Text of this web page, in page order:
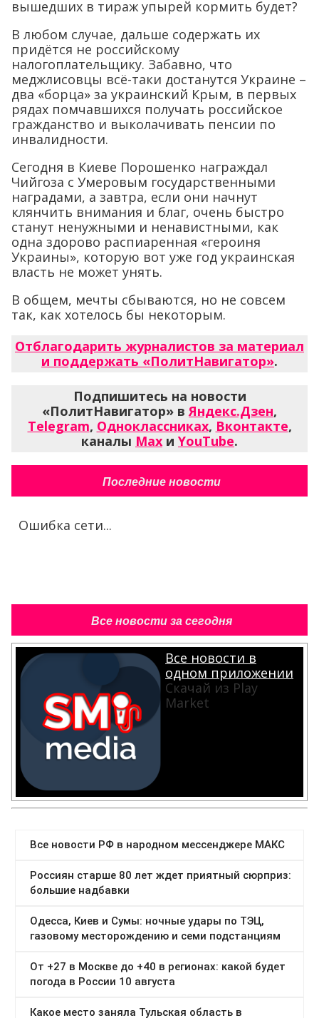
вышедших в тираж упырей кормить будет?
В любом случае, дальше содержать их
придётся не российскому
налогоплательщику. Забавно, что
меджлисовцы всё-таки достанутся Украине –
два «борца» за украинский Крым, в первых
рядах помчавшихся получать российское
гражданство и выколачивать пенсии по
инвалидности.
Сегодня в Киеве Порошенко награждал
Чийгоза с Умеровым государственными
наградами, а завтра, если они начнут
клянчить внимания и благ, очень быстро
станут ненужными и ненавистными, как
одна здорово распиаренная «героиня
Украины», которую вот уже год украинская
власть не может унять.
В общем, мечты сбываются, но не совсем
так, как хотелось бы некоторым.
Отблагодарить журналистов за материал
и поддержать «ПолитНавигатор».
Подпишитесь на новости
«ПолитНавигатор» вЯндекс.Дзен,
Telegram, Одноклассниках, Вконтакте,
каналы Max и YouTube.
Последние новости
Ошибка сети...
Все новости за сегодня
Все новости в
одном приложении
Скачай из Play
Market